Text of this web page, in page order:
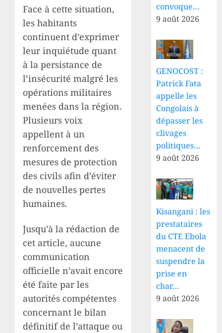
Face à cette situation,
les habitants
continuent d’exprimer
leur inquiétude quant
à la persistance de
l’insécurité malgré les
opérations militaires
menées dans la région.
Plusieurs voix
appellent à un
renforcement des
mesures de protection
des civils afin d’éviter
de nouvelles pertes
humaines.
Jusqu’à la rédaction de
cet article, aucune
communication
officielle n’avait encore
été faite par les
autorités compétentes
concernant le bilan
définitif de l’attaque ou
convoque…
9 août 2026
GENOCOST :
Patrick Fata
appelle les
Congolais à
dépasser les
clivages
politiques…
9 août 2026
Kisangani : les
prestataires
du CTE Ebola
menacent de
suspendre la
prise en
char…
9 août 2026